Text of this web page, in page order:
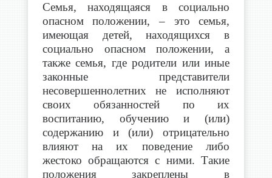
Семья, находящаяся в социально
опасном положении, – это семья,
имеющая детей, находящихся в
социально опасном положении, а
также семья, где родители или иные
законные представители
несовершеннолетних не исполняют
своих обязанностей по их
воспитанию, обучению и (или)
содержанию и (или) отрицательно
влияют на их поведение либо
жестоко обращаются с ними. Такие
положения закреплены в